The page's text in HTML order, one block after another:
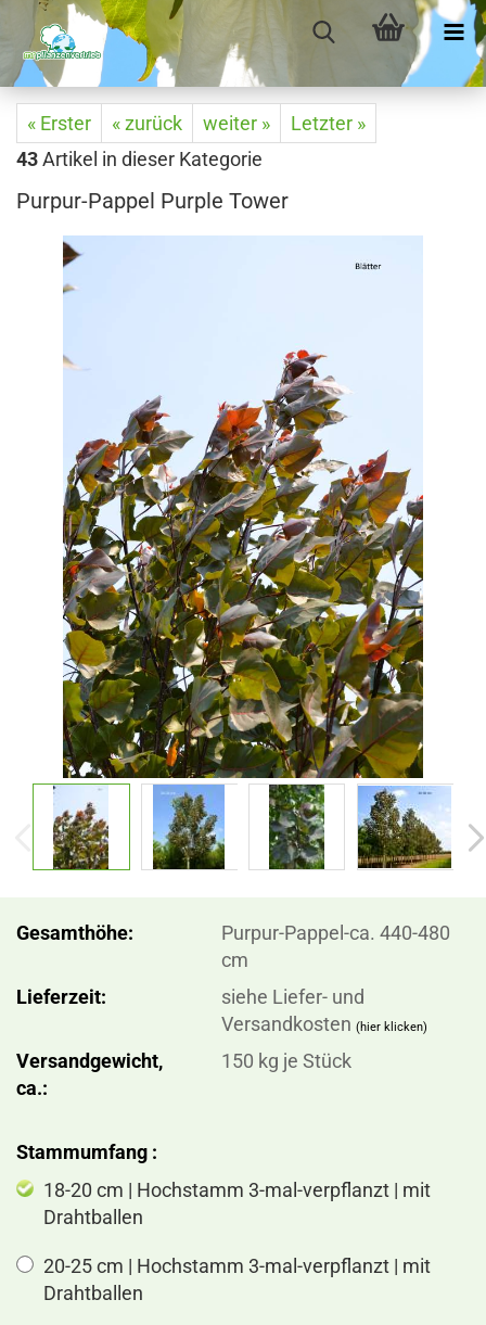
« Erster « zurück weiter »
Letzter »
43Artikel in dieser Kategorie
Purpur-Pappel Purple Tower
Gesamthöhe:
Purpur-Pappel-ca. 440-480
cm
Lieferzeit:
siehe Liefer- und
Versandkosten(hier klicken)
Versandgewicht,
ca.:
150 kg je Stück
Stammumfang :
18-20 cm | Hochstamm 3-mal-verpflanzt | mit
Drahtballen
20-25 cm | Hochstamm 3-mal-verpflanzt | mit
Drahtballen